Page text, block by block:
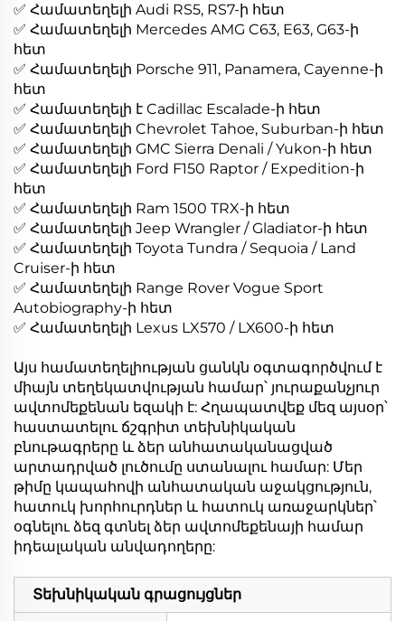
✅ Համատեղելի Audi RS5, RS7-ի հետ
✅ Համատեղելի Mercedes AMG C63, E63, G63-ի
հետ
✅ Համատեղելի Porsche 911, Panamera, Cayenne-ի
հետ
✅ Համատեղելի է Cadillac Escalade-ի հետ
✅ Համատեղելի Chevrolet Tahoe, Suburban-ի հետ
✅ Համատեղելի GMC Sierra Denali / Yukon-ի հետ
✅ Համատեղելի Ford F150 Raptor / Expedition-ի
հետ
✅ Համատեղելի Ram 1500 TRX-ի հետ
✅ Համատեղելի Jeep Wrangler / Gladiator-ի հետ
✅ Համատեղելի Toyota Tundra / Sequoia / Land
Cruiser-ի հետ
✅ Համատեղելի Range Rover Vogue Sport
Autobiography-ի հետ
✅ Համատեղելի Lexus LX570 / LX600-ի հետ
Այս համատեղելիության ցանկն օգտագործվում է
միայն տեղեկատվության համար՝ յուրաքանչյուր
ավտոմեքենան եզակի է: Հղապատվեք մեզ այսօր՝
հաստատելու ճշգրիտ տեխնիկական
բնութագրերը և ձեր անհատականացված
արտադրված լուծումը ստանալու համար: Մեր
թիմը կապահովի անհատական աջակցություն,
հատուկ խորհուրդներ և հատուկ առաջարկներ՝
օգնելու ձեզ գտնել ձեր ավտոմեքենայի համար
իդեալական անվադողերը:
Տեխնիկական գրացույցներ